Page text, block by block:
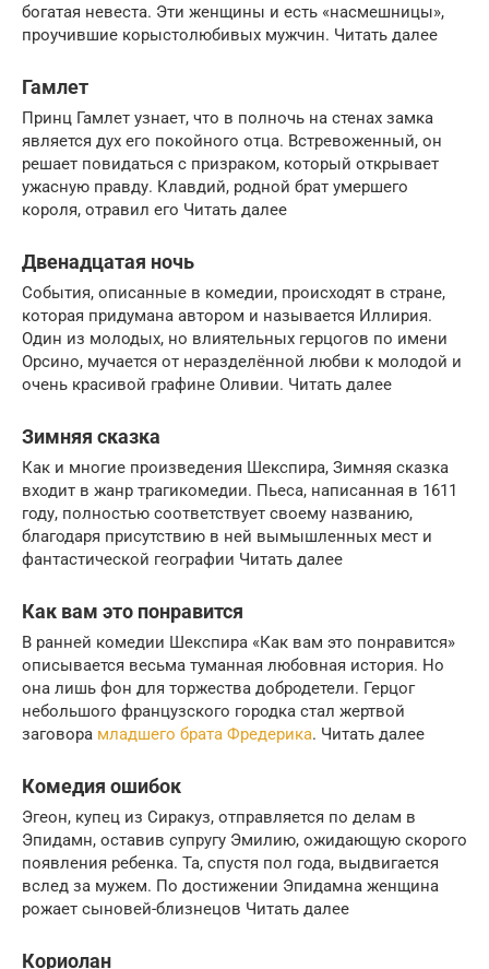
богатая невеста. Эти женщины и есть «насмешницы»,
проучившие корыстолюбивых мужчин. Читать далее
Гамлет
Принц Гамлет узнает, что в полночь на стенах замка
является дух его покойного отца. Встревоженный, он
решает повидаться с призраком, который открывает
ужасную правду. Клавдий, родной брат умершего
короля, отравил его Читать далее
Двенадцатая ночь
События, описанные в комедии, происходят в стране,
которая придумана автором и называется Иллирия.
Один из молодых, но влиятельных герцогов по имени
Орсино, мучается от неразделённой любви к молодой и
очень красивой графине Оливии. Читать далее
Зимняя сказка
Как и многие произведения Шекспира, Зимняя сказка
входит в жанр трагикомедии. Пьеса, написанная в 1611
году, полностью соответствует своему названию,
благодаря присутствию в ней вымышленных мест и
фантастической географии Читать далее
Как вам это понравится
В ранней комедии Шекспира «Как вам это понравится»
описывается весьма туманная любовная история. Но
она лишь фон для торжества добродетели. Герцог
небольшого французского городка стал жертвой
заговора младшего брата Фредерика. Читать далее
Комедия ошибок
Эгеон, купец из Сиракуз, отправляется по делам в
Эпидамн, оставив супругу Эмилию, ожидающую скорого
появления ребенка. Та, спустя пол года, выдвигается
вслед за мужем. По достижении Эпидамна женщина
рожает сыновей-близнецов Читать далее
Кориолан